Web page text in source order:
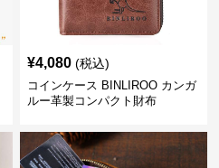
¥4,080 (税込)
コインケース BINLIROO カンガ
ルー革製コンパクト財布